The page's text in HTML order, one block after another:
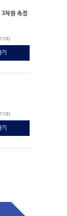
차원 측정